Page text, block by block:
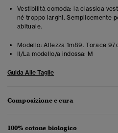
Vestibilità comoda: la classica
né troppo larghi. Semplicemente
abituale.
Modello: Altezza 1m89. Torace
Il/La modello/a indossa: M
Guida Alle Taglie
Composizione e cura
100% cotone biologico